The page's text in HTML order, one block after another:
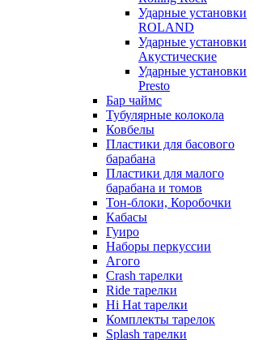
Ударные установки
ROLAND
Ударные установки
Акустические
Ударные установки
Presto
Бар чаймс
Тубулярные колокола
Ковбелы
Пластики для басового
барабана
Пластики для малого
барабана и томов
Тон-блоки, Коробочки
Кабасы
Гуиро
Наборы перкуссии
Агого
Crash тарелки
Ride тарелки
Hi Hat тарелки
Комплекты тарелок
Splash тарелки